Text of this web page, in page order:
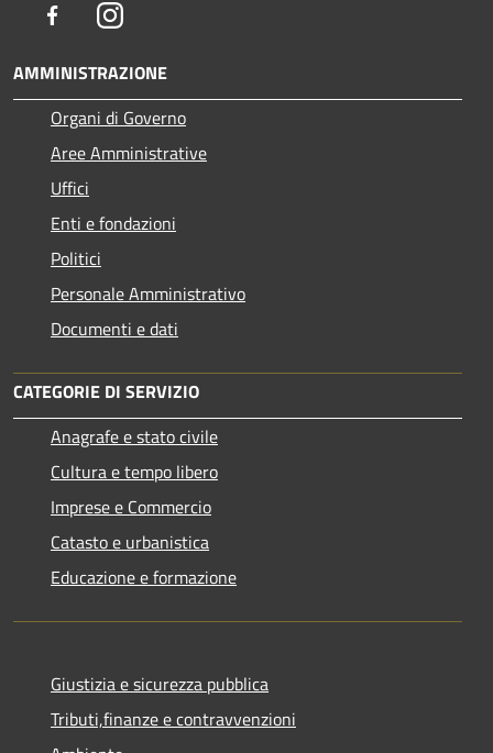
FacebookInstagram
AMMINISTRAZIONE
Organi di Governo
Aree Amministrative
Uffici
Enti e fondazioni
Politici
Personale Amministrativo
Documenti e dati
CATEGORIE DI SERVIZIO
Anagrafe e stato civile
Cultura e tempo libero
Imprese e Commercio
Catasto e urbanistica
Educazione e formazione
Giustizia e sicurezza pubblica
Tributi,finanze e contravvenzioni